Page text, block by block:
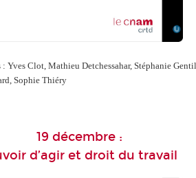
: Yves Clot, Mathieu Detchessahar, Stéphanie
Sophie Thiéry
19 décembre :
d’agir et droit du travail